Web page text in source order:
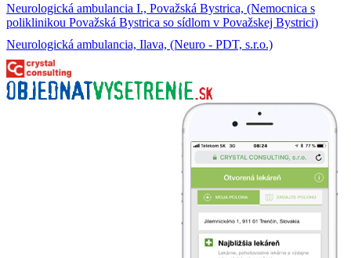
Neurologická ambulancia I., Považská Bystrica, (Nemocnica s
poliklinikou Považská Bystrica so sídlom v Považskej Bystrici)
Neurologická ambulancia, Ilava, (Neuro - PDT, s.r.o.)